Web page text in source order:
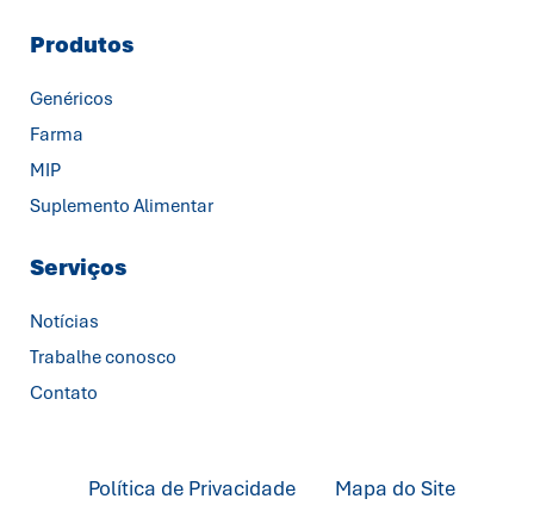
Produtos
Genéricos
Farma
MIP
Suplemento Alimentar
Serviços
Notícias
Trabalhe conosco
Contato
Política de Privacidade Mapa do Site